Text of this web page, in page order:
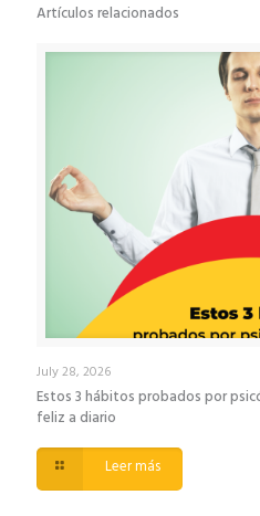
Artículos relacionados
July 28, 2026
Estos 3 hábitos probados por
feliz a diario
Leer más